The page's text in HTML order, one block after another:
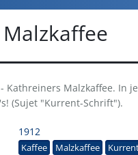
Kathreiners Malzkaffee. In
(Sujet "Kurrent-Schrift").
1912
Kaffee Malzkaffee